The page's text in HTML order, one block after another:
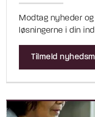
Modtag nyheder
løsningerne i din
Tilmeld